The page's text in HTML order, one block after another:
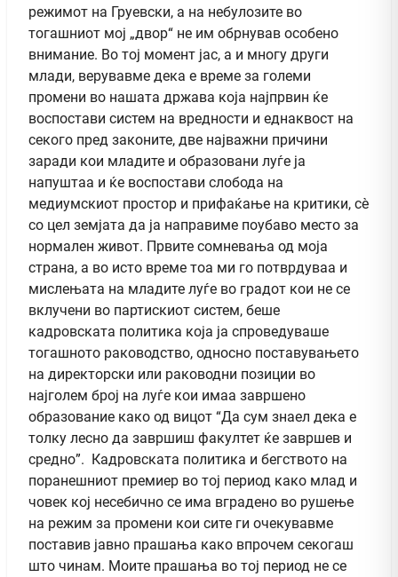
режимот на Груевски, а на небулозите во
тогашниот мој „двор“ не им обрнував особено
внимание. Во тој момент јас, а и многу други
млади, верувавме дека е време за големи
промени во нашата држава која најпрвин ќе
воспостави систем на вредности и еднаквост на
секого пред законите, две најважни причини
заради кои младите и образовани луѓе ја
напуштаа и ќе воспостави слобода на
медиумскиот простор и прифаќање на критики, сѐ
со цел земјата да ја направиме поубаво место за
нормален живот. Првите сомневања од моја
страна, а во исто време тоа ми го потврдуваа и
мислењата на младите луѓе во градот кои не се
вклучени во партискиот систем, беше
кадровската политика која ја спроведуваше
тогашното раководство, односно поставувањето
на директорски или раководни позиции во
најголем број на луѓе кои имаа завршено
образование како од вицот “Да сум знаел дека е
толку лесно да завршиш факултет ќе завршев и
средно”. Кадровската политика и бегството на
поранешниот премиер во тој период како млад и
човек кој несебично се има вградено во рушење
на режим за промени кои сите ги очекувавме
поставив јавно прашања како впрочем секогаш
што чинам. Моите прашања во тој период не се